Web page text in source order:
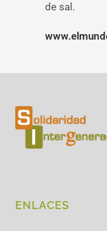
de sal.
ENLACES